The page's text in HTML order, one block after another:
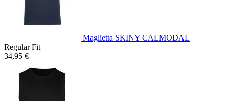
Maglietta SKINY CALMODAL
Regular Fit
34,95 €